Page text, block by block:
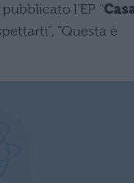
l’EP “
“Questa è